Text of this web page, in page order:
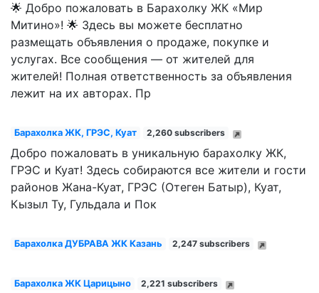
🌟 Добро пожаловать в Барахолку ЖК «Мир
Митино»! 🌟 Здесь вы можете бесплатно
размещать объявления о продаже, покупке и
услугах. Все сообщения — от жителей для
жителей! Полная ответственность за объявления
лежит на их авторах. Пр
Барахолка ЖК, ГРЭС, Куат 2,260 subscribers
Добро пожаловать в уникальную барахолку ЖК,
ГРЭС и Куат! Здесь собираются все жители и гости
районов Жана-Куат, ГРЭС (Отеген Батыр), Куат,
Кызыл Ту, Гульдала и Пок
Барахолка ДУБРАВА ЖК Казань 2,247 subscribers
Барахолка ЖК Царицыно 2,221 subscribers